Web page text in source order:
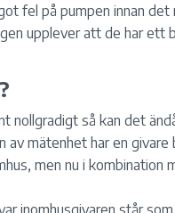
fel på pumpen innan
upplever att de har ett
nollgradigt så kan det
av mätenhet har en
men nu i kombination